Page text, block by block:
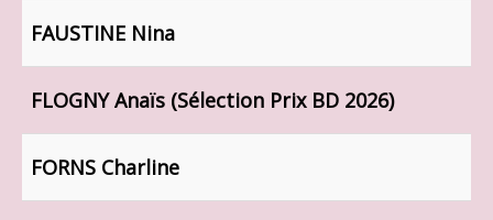
FAUSTINE Nina
FLOGNY Anaïs (Sélection Prix BD 2026)
FORNS Charline